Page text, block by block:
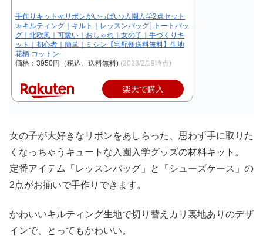
手作りキット≪リボンがいっぱい♪入園入学2点セット
≫キルティング｜キルト｜レッスンバッグ│トートバッ
グ｜北欧風｜可愛い｜おしゃれ｜女の子｜手づくりキ
ット｜初心者｜簡単｜ミシン【宅配便送料無料】生地
花柄 コットン
価格：3950円（税込、送料無料) (2023/2/19時点)
楽天で購入
女の子が大好きなリボンをあしらった、思わず手に取りた
くなっちゃうキュートな入園入学グッズの材料キット。
定番アイテム「レッスンバッグ」と「シューズケース」の
2点がお揃いで手作りできます。
かわいいキルティング生地で切り替えカリ裏地ありのデザ
インで、とってもかわいい。